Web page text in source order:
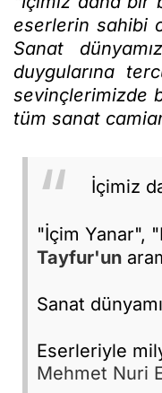
eserlerin sahibi
Sanat
duygularına
sevinçlerimizde
tüm sanat
İçimiz
"İçim Yanar",
Tayfur'un
Sanat
Eserleriyle
Mehmet Nuri